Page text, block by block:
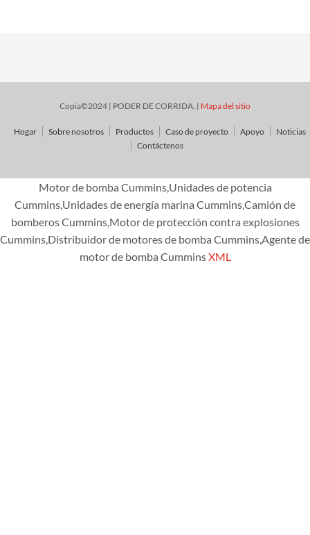
Copia©2024 | PODER DE CORRIDA. | Mapa del sitio
Hogar Sobre nosotros Productos Caso de proyecto Apoyo
Noticias
Contáctenos
Motor de bomba Cummins,Unidades de potencia
Cummins,Unidades de energía marina Cummins,Camión de
bomberos Cummins,Motor de protección contra explosiones
Cummins,Distribuidor de motores de bomba Cummins,Agente de
motor de bomba CumminsXML